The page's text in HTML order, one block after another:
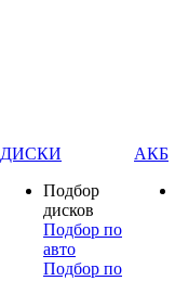
ДИСКИ
Подбор
дисков
Подбор по
авто
Подбор по
АКБ